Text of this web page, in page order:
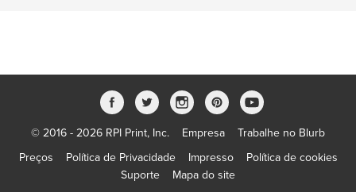
© 2016 - 2026 RPI Print, Inc. Empresa
Trabalhe no Blurb
Preços
Política de Privacidade Impresso
Política de cookies
Suporte
Mapa do site